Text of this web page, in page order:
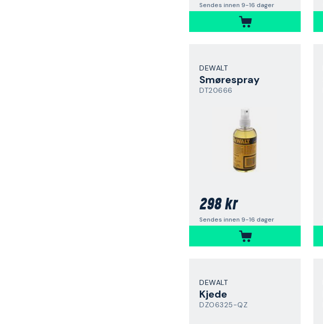
Sendes innen 9-16 dager
DEWALT
Smørespray
DT20666
298 kr
Sendes innen 9-16 dager
DEWALT
Kjede
DZO6325-QZ